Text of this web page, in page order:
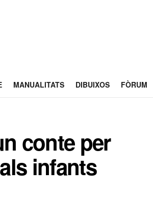
MANUALITATS DIBUIXOS FÒRUM
conte per
infants